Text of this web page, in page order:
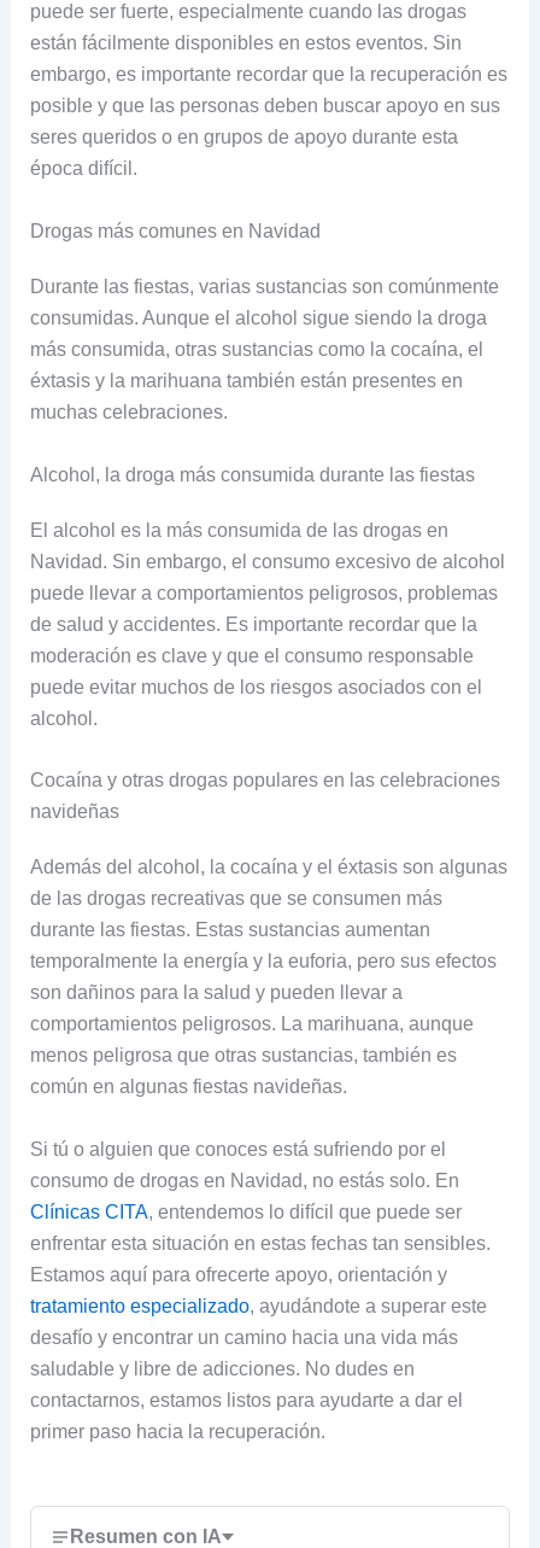
puede ser fuerte, especialmente cuando las drogas
están fácilmente disponibles en estos eventos. Sin
embargo, es importante recordar que la recuperación es
posible y que las personas deben buscar apoyo en sus
seres queridos o en grupos de apoyo durante esta
época difícil.
Drogas más comunes en Navidad
Durante las fiestas, varias sustancias son comúnmente
consumidas. Aunque el alcohol sigue siendo la droga
más consumida, otras sustancias como la cocaína, el
éxtasis y la marihuana también están presentes en
muchas celebraciones.
Alcohol, la droga más consumida durante las fiestas
El alcohol es la más consumida de las drogas en
Navidad. Sin embargo, el consumo excesivo de alcohol
puede llevar a comportamientos peligrosos, problemas
de salud y accidentes. Es importante recordar que la
moderación es clave y que el consumo responsable
puede evitar muchos de los riesgos asociados con el
alcohol.
Cocaína y otras drogas populares en las celebraciones
navideñas
Además del alcohol, la cocaína y el éxtasis son algunas
de las drogas recreativas que se consumen más
durante las fiestas. Estas sustancias aumentan
temporalmente la energía y la euforia, pero sus efectos
son dañinos para la salud y pueden llevar a
comportamientos peligrosos. La marihuana, aunque
menos peligrosa que otras sustancias, también es
común en algunas fiestas navideñas.
Si tú o alguien que conoces está sufriendo por el
consumo de drogas en Navidad, no estás solo. En
Clínicas CITA, entendemos lo difícil que puede ser
enfrentar esta situación en estas fechas tan sensibles.
Estamos aquí para ofrecerte apoyo, orientación y
tratamiento especializado, ayudándote a superar este
desafío y encontrar un camino hacia una vida más
saludable y libre de adicciones. No dudes en
contactarnos, estamos listos para ayudarte a dar el
primer paso hacia la recuperación.
Resumen con IA